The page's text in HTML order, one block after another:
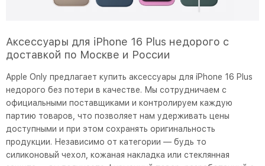
Аксессуары для iPhone 16 Plus недорого с
доставкой по Москве и России
Apple Only предлагает купить аксессуары для iPhone 16 Plus
недорого без потери в качестве. Мы сотрудничаем с
официальными поставщиками и контролируем каждую
партию товаров, что позволяет нам удерживать цены
доступными и при этом сохранять оригинальность
продукции. Независимо от категории — будь то
силиконовый чехол, кожаная накладка или стеклянная